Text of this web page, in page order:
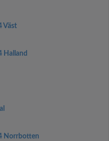
Väst
Halland
Norrbotten